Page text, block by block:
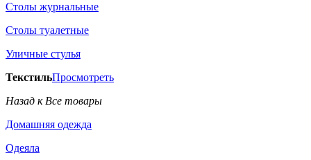
Столы журнальные
Столы туалетные
Уличные стулья
ТекстильПросмотреть
Назад к Все товары
Домашняя одежда
Одеяла